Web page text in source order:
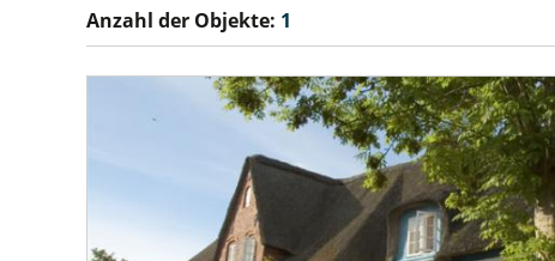
Anzahl der Objekte: 1